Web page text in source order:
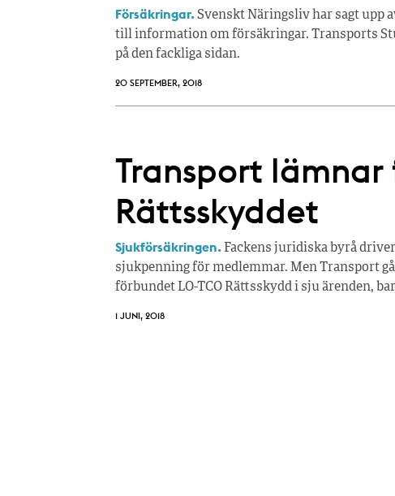
Försäkringar.Svenskt Näringsliv har sagt upp
till information om försäkringar. Transports
på den fackliga sidan.
20 SEPTEMBER, 2018
Transport
Rättsskyddet
Sjukförsäkringen. Fackens juridiska byrå
sjukpenning för medlemmar. Men Transport
förbundet LO-TCO Rättsskydd i sju ärenden,
1 JUNI, 2018